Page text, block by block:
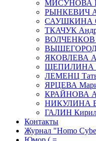
МИСУНОВА
РЫНКЕВИЧ
САУШКИНА
ТКАЧУК
ВОЛЧЕНКОВ
ЯКОВЛЕВА
ЩЕПИЛИНА
ЛЕМЕНЦ
ЯРЦЕВА
КРАЙНОВА
НИКУЛИНА
ГАЛИН
Контакты
Журнал "Homo